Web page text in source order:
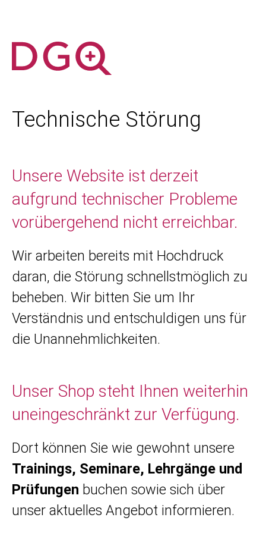
Technische Störung
Unsere Website ist derzeit
aufgrund technischer Probleme
vorübergehend nicht erreichbar.
Wir arbeiten bereits mit Hochdruck
daran, die Störung schnellstmöglich zu
beheben. Wir bitten Sie um Ihr
Verständnis und entschuldigen uns für
die Unannehmlichkeiten.
Unser Shop steht Ihnen weiterhin
uneingeschränkt zur Verfügung.
Dort können Sie wie gewohnt unsere
Trainings, Seminare, Lehrgänge und
Prüfungen buchen sowie sich über
unser aktuelles Angebot informieren.